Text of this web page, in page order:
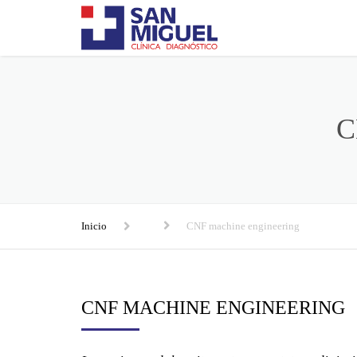
Inicio CNF machine engineering
CNF MACHINE ENGINEERING